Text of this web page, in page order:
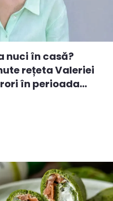
nuci în casă?
rețeta Valeriei
în perioada